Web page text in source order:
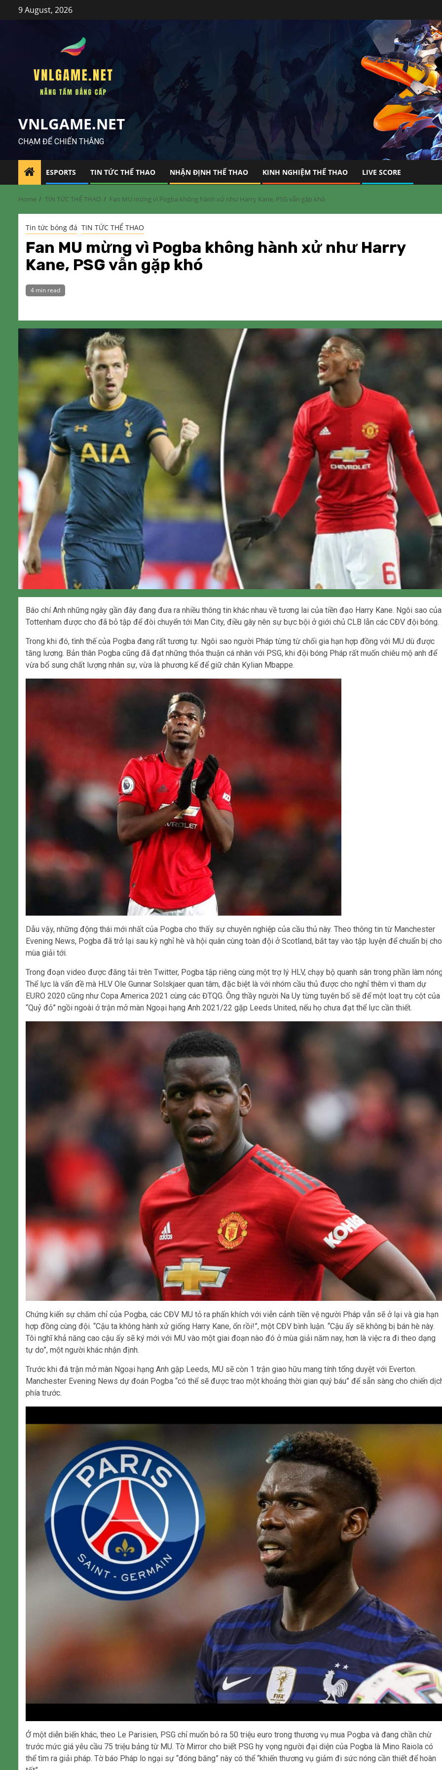
9 August, 2026
VNLGAME.NET
CHẠM ĐỂ CHIẾN THẮNG
ESPORTS TIN TỨC THỂ THAO NHẬN ĐỊNH THỂ THAO KINH NGHIỆM THỂ THAO LIVE SCORE
Home TIN TỨC THỂ THAO Fan MU mừng vì Pogba không hành xử như Harry Kane, PSG vẫn gặp khó
Tin tức bóng đá TIN TỨC THỂ THAO
Fan MU mừng vì Pogba không hành xử như Harry
Kane, PSG vẫn gặp khó
4 min read
Báo chí Anh những ngày gần đây đang đưa ra nhiều thông tin khác nhau về tương lai của tiền đạo Harry Kane. Ngôi sao của
Tottenham được cho đã bỏ tập để đòi chuyển tới Man City, điều gây nên sự bực bội ở giới chủ CLB lẫn các CĐV đội bóng.
Trong khi đó, tình thế của Pogba đang rất tương tự. Ngôi sao người Pháp từng từ chối gia hạn hợp đồng với MU dù được
tăng lương. Bản thân Pogba cũng đã đạt những thỏa thuận cá nhân với PSG, khi đội bóng Pháp rất muốn chiêu mộ anh để
vừa bổ sung chất lượng nhân sự, vừa là phương kế để giữ chân Kylian Mbappe.
Dẫu vậy, những động thái mới nhất của Pogba cho thấy sự chuyên nghiệp của cầu thủ này. Theo thông tin từ Manchester
Evening News, Pogba đã trở lại sau kỳ nghỉ hè và hội quân cùng toàn đội ở Scotland, bắt tay vào tập luyện để chuẩn bị cho
mùa giải tới.
Trong đoạn video được đăng tải trên Twitter, Pogba tập riêng cùng một trợ lý HLV, chạy bộ quanh sân trong phần làm
Thể lực là vấn đề mà HLV Ole Gunnar Solskjaer quan tâm, đặc biệt là với nhóm cầu thủ được cho nghỉ thêm vì tham dự
EURO 2020 cũng như Copa America 2021 cùng các ĐTQG. Ông thầy người Na Uy từng tuyên bố sẽ để một loạt trụ cột của
“Quỷ đỏ” ngồi ngoài ở trận mở màn Ngoại hạng Anh 2021/22 gặp Leeds United, nếu họ chưa đạt thể lực cần thiết.
Chứng kiến sự chăm chỉ của Pogba, các CĐV MU tỏ ra phấn khích với viễn cảnh tiền vệ người Pháp vẫn sẽ ở lại và gia hạn
hợp đồng cùng đội. “Cậu ta không hành xử giống Harry Kane, ổn rồi!”, một CĐV bình luận. “Cậu ấy sẽ không bị bán hè này.
Tôi nghĩ khả năng cao cậu ấy sẽ ký mới với MU vào một giai đoạn nào đó ở mùa giải năm nay, hơn là việc ra đi theo dạng
tự do”, một người khác nhận định.
Trước khi đá trận mở màn Ngoại hạng Anh gặp Leeds, MU sẽ còn 1 trận giao hữu mang tính tổng duyệt với Everton.
Manchester Evening News dự đoán Pogba “có thể sẽ được trao một khoảng thời gian quý báu” để sẵn sàng cho chiến
phía trước.
Ở một diễn biến khác, theo Le Parisien, PSG chỉ muốn bỏ ra 50 triệu euro trong thương vụ mua Pogba và đang chần chừ
trước mức giá yêu cầu 75 triệu bảng từ MU. Tờ Mirror cho biết PSG hy vọng người đại diện của Pogba là Mino Raiola có
thể tìm ra giải pháp. Tờ báo Pháp lo ngại sự “đóng băng” này có thể “khiến thương vụ giảm đi sức nóng cần thiết để hoàn